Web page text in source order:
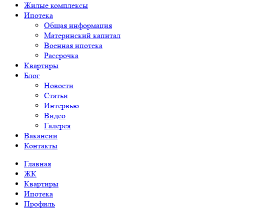
Жилые комплексы
Ипотека
Общая информация
Материнский капитал
Военная ипотека
Рассрочка
Квартиры
Блог
Новости
Статьи
Интервью
Видео
Галерея
Вакансии
Контакты
Главная
ЖК
Квартиры
Ипотека
Профиль